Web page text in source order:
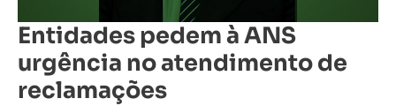
Entidades pedem à ANS
urgência no atendimento de
reclamações